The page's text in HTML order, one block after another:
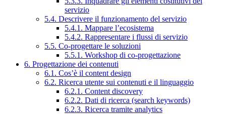
servizio
5.4. Descrivere il funzionamento del servizio
5.4.1. Mappare l’ecosistema
5.4.2. Rappresentare i flussi di servizio
5.5. Co-progettare le soluzioni
5.5.1. Workshop di co-progettazione
6. Progettazione dei contenuti
6.1. Cos’è il content design
6.2. Ricerca utente sui contenuti e il linguaggio
6.2.1. Content discovery
6.2.2. Dati di ricerca (search keywords)
6.2.3. Ricerca tramite analytics